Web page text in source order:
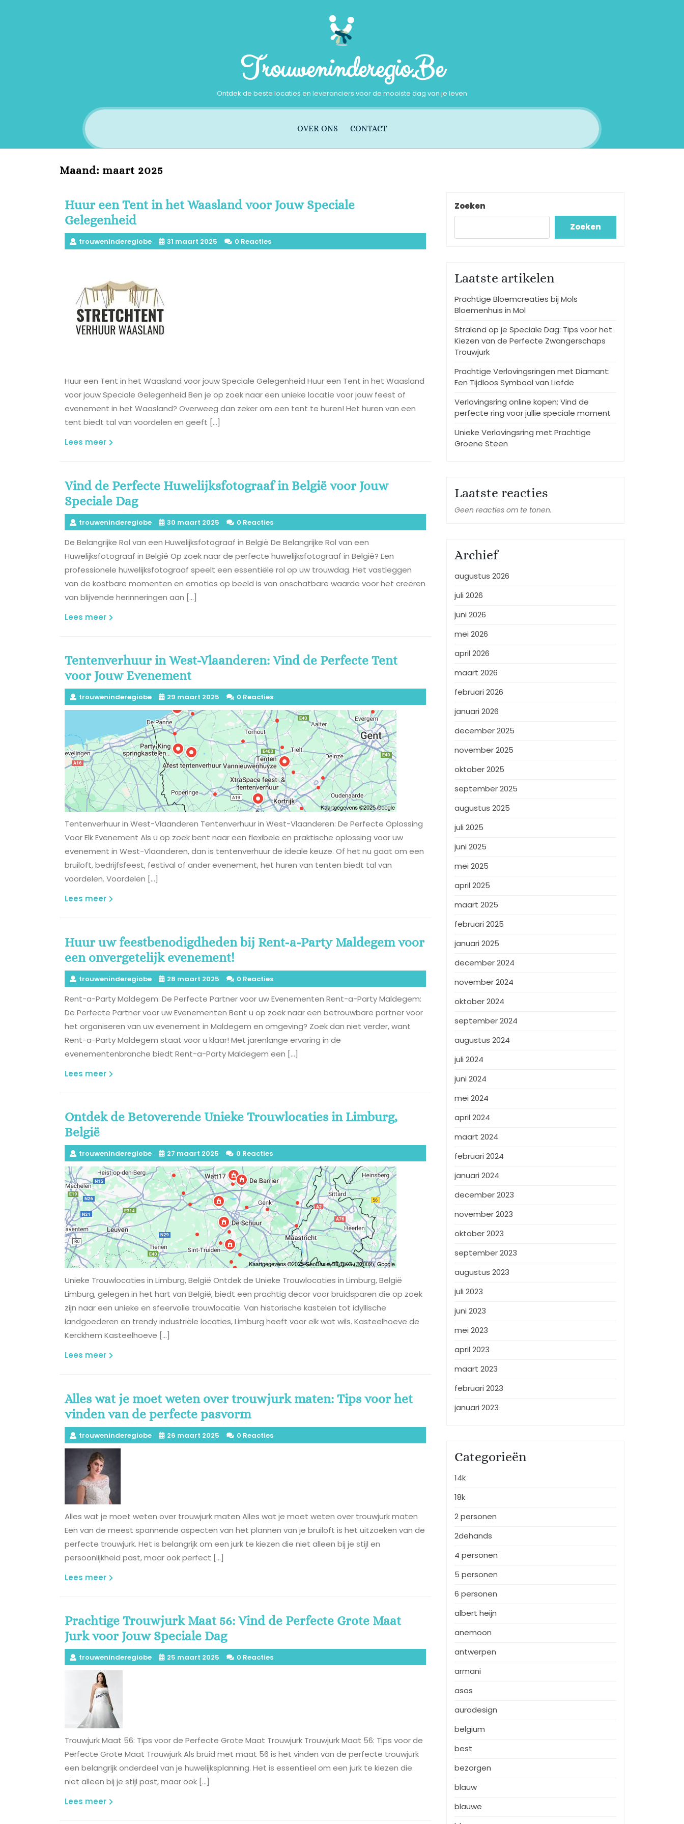
Trouweninderegio.be
Ontdek de beste locaties en leveranciers voor de mooiste dag van je leven
OVER ONS CONTACT
Maand: maart 2025
Huur een Tent in het Waasland voor Jouw Speciale
Gelegenheid
trouweninderegiobe 31 maart 2025 0 Reacties
Huur een Tent in het Waasland voor jouw Speciale Gelegenheid Huur een Tent in het Waasland
voor jouw Speciale Gelegenheid Ben je op zoek naar een unieke locatie voor jouw feest of
evenement in het Waasland? Overweeg dan zeker om een tent te huren! Het huren van een
tent biedt tal van voordelen en geeft […]
Lees meer Lees
Vind de Perfecte Huwelijksfotograaf in België voor Jouw
Speciale Dag
trouweninderegiobe 30 maart 2025 0 Reacties
De Belangrijke Rol van een Huwelijksfotograaf in België De Belangrijke Rol van een
Huwelijksfotograaf in België Op zoek naar de perfecte huwelijksfotograaf in België? Een
professionele huwelijksfotograaf speelt een essentiële rol op uw trouwdag. Het vastleggen
van de kostbare momenten en emoties op beeld is van onschatbare waarde voor het creëren
van blijvende herinneringen aan […]
Lees meer Lees
Tentenverhuur in West-Vlaanderen: Vind de Perfecte Tent
voor Jouw Evenement
trouweninderegiobe 29 maart 2025 0 Reacties
Tentenverhuur in West-Vlaanderen Tentenverhuur in West-Vlaanderen: De Perfecte Oplossing
Voor Elk Evenement Als u op zoek bent naar een flexibele en praktische oplossing voor uw
evenement in West-Vlaanderen, dan is tentenverhuur de ideale keuze. Of het nu gaat om een
bruiloft, bedrijfsfeest, festival of ander evenement, het huren van tenten biedt tal van
voordelen. Voordelen […]
Lees meer Lees
Huur uw feestbenodigdheden bij Rent-a-Party Maldegem voor
een onvergetelijk evenement!
trouweninderegiobe 28 maart 2025 0 Reacties
Rent-a-Party Maldegem: De Perfecte Partner voor uw Evenementen Rent-a-Party Maldegem:
De Perfecte Partner voor uw Evenementen Bent u op zoek naar een betrouwbare partner voor
het organiseren van uw evenement in Maldegem en omgeving? Zoek dan niet verder, want
Rent-a-Party Maldegem staat voor u klaar! Met jarenlange ervaring in de
evenementenbranche biedt Rent-a-Party Maldegem een […]
Lees meer Lees
Ontdek de Betoverende Unieke Trouwlocaties in Limburg,
België
trouweninderegiobe 27 maart 2025 0 Reacties
Unieke Trouwlocaties in Limburg, België Ontdek de Unieke Trouwlocaties in Limburg, België
Limburg, gelegen in het hart van België, biedt een prachtig decor voor bruidsparen die op zoek
zijn naar een unieke en sfeervolle trouwlocatie. Van historische kastelen tot idyllische
landgoederen en trendy industriële locaties, Limburg heeft voor elk wat wils. Kasteelhoeve de
Kerckhem Kasteelhoeve […]
Lees meer Lees
Alles wat je moet weten over trouwjurk maten: Tips voor het
vinden van de perfecte pasvorm
trouweninderegiobe 26 maart 2025 0 Reacties
Alles wat je moet weten over trouwjurk maten Alles wat je moet weten over trouwjurk maten
Een van de meest spannende aspecten van het plannen van je bruiloft is het uitzoeken van de
perfecte trouwjurk. Het is belangrijk om een jurk te kiezen die niet alleen bij je stijl en
persoonlijkheid past, maar ook perfect […]
Lees meer Lees
Prachtige Trouwjurk Maat 56: Vind de Perfecte Grote Maat
Jurk voor Jouw Speciale Dag
trouweninderegiobe 25 maart 2025 0 Reacties
Trouwjurk Maat 56: Tips voor de Perfecte Grote Maat Trouwjurk Trouwjurk Maat 56: Tips voor de
Perfecte Grote Maat Trouwjurk Als bruid met maat 56 is het vinden van de perfecte trouwjurk
een belangrijk onderdeel van je huwelijksplanning. Het is essentieel om een jurk te kiezen die
niet alleen bij je stijl past, maar ook […]
Lees meer Lees
Zoeken
Zoeken
Laatste artikelen
Prachtige Bloemcreaties bij Mols
Bloemenhuis in Mol
Stralend op je Speciale Dag: Tips voor het
Kiezen van de Perfecte Zwangerschaps
Trouwjurk
Prachtige Verlovingsringen met Diamant:
Een Tijdloos Symbool van Liefde
Verlovingsring online kopen: Vind de
perfecte ring voor jullie speciale moment
Unieke Verlovingsring met Prachtige
Groene Steen
Laatste reacties
Geen reacties om te tonen.
Archief
augustus 2026
juli 2026
juni 2026
mei 2026
april 2026
maart 2026
februari 2026
januari 2026
december 2025
november 2025
oktober 2025
september 2025
augustus 2025
juli 2025
juni 2025
mei 2025
april 2025
maart 2025
februari 2025
januari 2025
december 2024
november 2024
oktober 2024
september 2024
augustus 2024
juli 2024
juni 2024
mei 2024
april 2024
maart 2024
februari 2024
januari 2024
december 2023
november 2023
oktober 2023
september 2023
augustus 2023
juli 2023
juni 2023
mei 2023
april 2023
maart 2023
februari 2023
januari 2023
Categorieën
14k
18k
2 personen
2dehands
4 personen
5 personen
6 personen
albert heijn
anemoon
antwerpen
armani
asos
aurodesign
belgium
best
bezorgen
blauw
blauwe